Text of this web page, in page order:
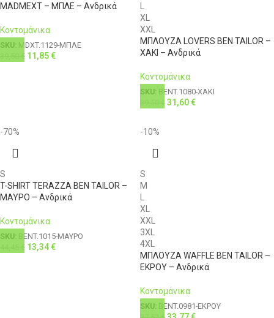
MADMEXT – ΜΠΛΕ – Ανδρικά
Κοντομάνικα
SKU: MDXT.1129-ΜΠΛΕ
€ 11,85€
XL
XXL
ΜΠΛΟΥΖΑ LOVERS BEN TAILOR –
ΧΑΚΙ – Ανδρικά
Κοντομάνικα
SKU: BENT.1080-ΧΑΚΙ
€ 31,60€
-70%
S
T-SHIRT TERAZZA BEN TAILOR –
ΜΑΥΡΟ – Ανδρικά
Κοντομάνικα
SKU: BENT.1015-ΜΑΥΡΟ
€ 13,34€
-10%
S
M
XL
XXL
3XL
4XL
ΜΠΛΟΥΖΑ WAFFLE BEN TAILOR –
ΕΚΡΟΥ – Ανδρικά
Κοντομάνικα
SKU: BENT.0981-ΕΚΡΟΥ